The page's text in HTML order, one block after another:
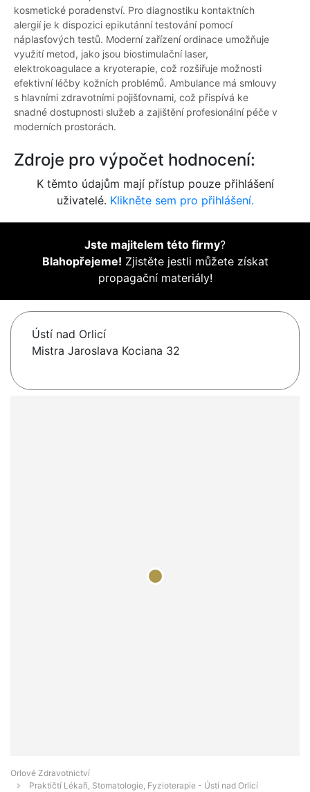
kosmetické poradenství. Pro diagnostiku kontaktních
alergií je k dispozici epikutánní testování pomocí
náplasťových testů. Moderní zařízení ordinace umožňuje
využití metod, jako jsou biostimulační laser,
elektrokoagulace a kryoterapie, což rozšiřuje možnosti
efektivní léčby kožních problémů. Ambulance má smlouvy
s hlavními zdravotními pojišťovnami, což přispívá ke
snadné dostupnosti služeb a zajištění profesionální péče v
moderních prostorách.
Zdroje pro výpočet hodnocení:
K těmto údajům mají přístup pouze přihlášení
uživatelé. Klikněte sem pro přihlášení.
Jste majitelem této firmy?
Blahopřejeme! Zjistěte jestli můžete získat
propagační materiály!
Ústí nad Orlicí
Mistra Jaroslava Kociana 32
Orlové Zdravotnictví
Praktičtí Lékaři, Stomatologie, Fyzioterapie - Ústí nad Orlicí